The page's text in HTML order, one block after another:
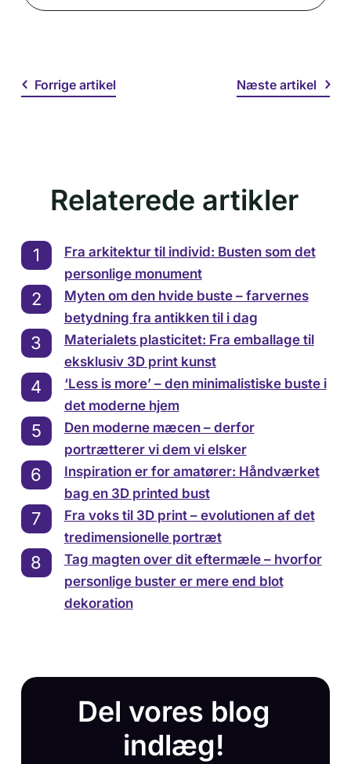
Forrige artikel Næste artikel
Relaterede artikler
Fra arkitektur til individ: Busten som det
personlige monument
Myten om den hvide buste – farvernes
betydning fra antikken til i dag
Materialets plasticitet: Fra emballage til
eksklusiv 3D print kunst
‘Less is more’ – den minimalistiske buste i
det moderne hjem
Den moderne mæcen – derfor
portrætterer vi dem vi elsker
Inspiration er for amatører: Håndværket
bag en 3D printed bust
Fra voks til 3D print – evolutionen af det
tredimensionelle portræt
Tag magten over dit eftermæle – hvorfor
personlige buster er mere end blot
dekoration
Del vores blog
indlæg!